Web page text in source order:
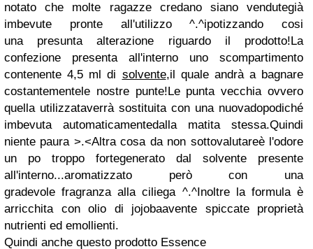
notato che molte ragazze credano siano vendutegià
imbevute pronte all'utilizzo ^.^ipotizzando cosi
una presunta alterazione riguardo il prodotto!La
confezione presenta all'interno uno scompartimento
contenente 4,5 ml di solvente,il quale andrà a bagnare
costantementele nostre punte!Le punta vecchia ovvero
quella utilizzataverrà sostituita con una nuovadopodiché
imbevuta automaticamentedalla matita stessa.Quindi
niente paura >.<Altra cosa da non sottovalutareè l'odore
un po troppo fortegenerato dal solvente presente
all'interno...aromatizzato però con una
gradevolefragranza alla ciliega ^.^Inoltre la formula è
arricchita con olio di jojobaavente spiccate proprietà
nutrienti ed emollienti.
Quindi anche questo prodotto Essence